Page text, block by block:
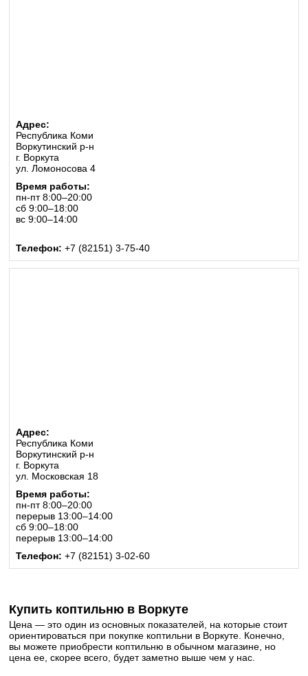
Адрес:
Республика Коми
Воркутинский р-н
г. Воркута
ул. Ломоносова 4
Время работы:
пн-пт 8:00–20:00
сб 9:00–18:00
вс 9:00–14:00
Телефон: +7 (82151) 3-75-40
Адрес:
Республика Коми
Воркутинский р-н
г. Воркута
ул. Московская 18
Время работы:
пн-пт 8:00–20:00
перерыв 13:00–14:00
сб 9:00–18:00
перерыв 13:00–14:00
Телефон: +7 (82151) 3-02-60
Купить коптильню в Воркуте
Цена — это один из основных показателей, на которые стоит
ориентироваться при покупке коптильни в Воркуте. Конечно,
вы можете приобрести коптильню в обычном магазине, но
цена ее, скорее всего, будет заметно выше чем у нас.